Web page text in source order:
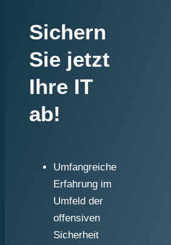
Sichern
Sie jetzt
Ihre IT
ab!
Umfangreiche
Erfahrung im
Umfeld der
offensiven
Sicherheit